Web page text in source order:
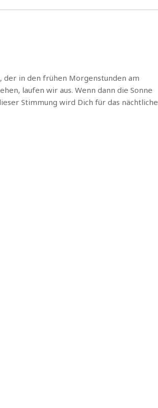
der in den frühen Morgenstunden am
laufen wir aus. Wenn dann die Sonne
Stimmung wird Dich für das nächtliche